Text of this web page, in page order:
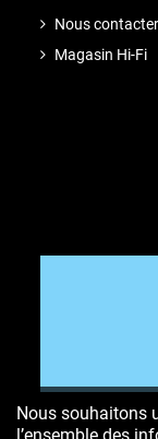
Nous contacter
Magasin Hi-Fi
Nous souhaitons